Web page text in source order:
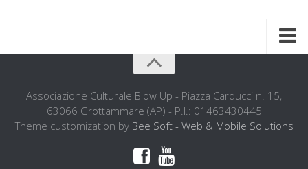
Chi siamo
L’ associazione
Associazione Culturale Blow Up - Piazza Carducci n. 15,
63066 Grottammare (AP) - P.I.: 01463430445
Theme customization by Bee Soft - Web & Mobile Solutions